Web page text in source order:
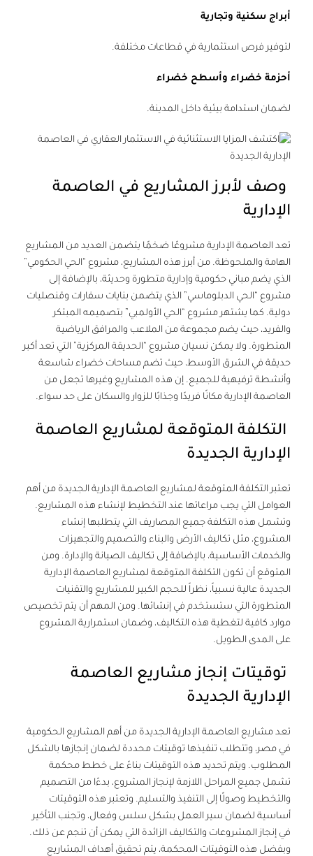
أبراج سكنية وتجارية
لتوفير فرص استثمارية في قطاعات مختلفة.
أحزمة خضراء وأسطح خضراء
لضمان استدامة بيئية داخل المدينة.
وصف لأبرز المشاريع في العاصمة
الإدارية
تعد العاصمة الإدارية مشروعًا ضخمًا يتضمن العديد من المشاريع
الهامة والملحوظة. من أبرز هذه المشاريع، مشروع “الحي الحكومي”
الذي يضم مباني حكومية وإدارية متطورة وحديثة، بالإضافة إلى
مشروع “الحي الدبلوماسي” الذي يتضمن بنايات سفارات وقنصليات
دولية. كما يشتهر مشروع “الحي الأولمبي” بتصميمه المبتكر
والفريد، حيث يضم مجموعة من الملاعب والمرافق الرياضية
المتطورة. ولا يمكن نسيان مشروع “الحديقة المركزية” التي تعد أكبر
حديقة في الشرق الأوسط، حيث تضم مساحات خضراء شاسعة
وأنشطة ترفيهية للجميع. إن هذه المشاريع وغيرها تجعل من
العاصمة الإدارية مكانًا فريدًا وجذابًا للزوار والسكان على حد سواء.
التكلفة المتوقعة لمشاريع العاصمة
الإدارية الجديدة
تعتبر التكلفة المتوقعة لمشاريع العاصمة الإدارية الجديدة من أهم
العوامل التي يجب مراعاتها عند التخطيط لإنشاء هذه المشاريع.
وتشمل هذه التكلفة جميع المصاريف التي يتطلبها إنشاء
المشروع، مثل تكاليف الأرض والبناء والتصميم والتجهيزات
والخدمات الأساسية، بالإضافة إلى تكاليف الصيانة والإدارة. ومن
المتوقع أن تكون التكلفة المتوقعة لمشاريع العاصمة الإدارية
الجديدة عالية نسبياً، نظراً للحجم الكبير للمشاريع والتقنيات
المتطورة التي ستستخدم في إنشائها. ومن المهم أن يتم تخصيص
موارد كافية لتغطية هذه التكاليف، وضمان استمرارية المشروع
على المدى الطويل.
توقيتات إنجاز مشاريع العاصمة
الإدارية الجديدة
تعد مشاريعالعاصمة الإدارية الجديدةمن أهم المشاريع الحكومية
في مصر، وتتطلب تنفيذها توقيتات محددة لضمان إنجازها بالشكل
المطلوب. ويتم تحديد هذه التوقيتات بناءً على خطط محكمة
تشمل جميع المراحل اللازمة لإنجاز المشروع، بدءًا من التصميم
والتخطيط وصولًا إلى التنفيذ والتسليم. وتعتبر هذه التوقيتات
أساسية لضمان سير العمل بشكل سلس وفعال، وتجنب التأخير
في إنجاز المشروعات والتكاليف الزائدة التي يمكن أن تنجم عن ذلك.
وبفضل هذه التوقيتات المحكمة، يتم تحقيق أهداف المشاريع